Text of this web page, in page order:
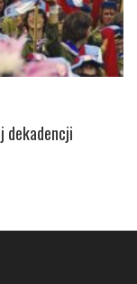
dekadencji